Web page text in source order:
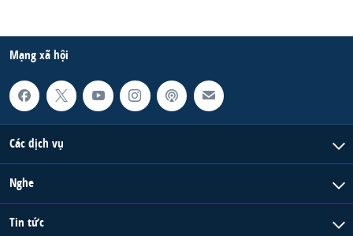
Mạng xã hội
Các dịch vụ
Nghe
Tin tức